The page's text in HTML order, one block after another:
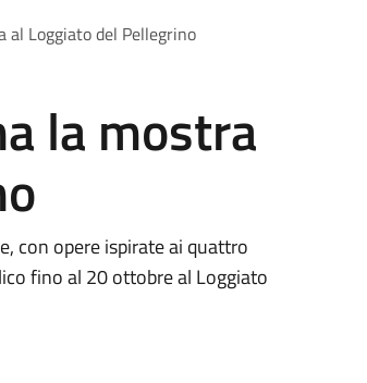
Loggiato del Pellegrino
la mostra
con opere ispirate ai quattro
fino al 20 ottobre al Loggiato